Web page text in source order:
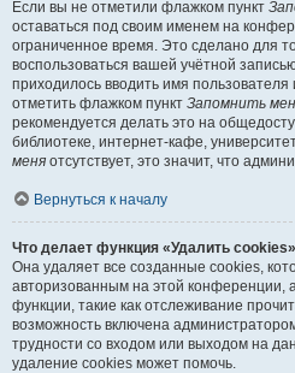
Если вы не отметили флажком пункт
оставаться под своим именем на
ограниченное время. Это сделано для
воспользоваться вашей учётной
приходилось вводить имя
отметить флажком пункт Запомнить
рекомендуется делать это на
библиотеке, интернет-кафе,
меня отсутствует, это значит, что
Вернуться к началу
Что делает функция «Удалить
Она удаляет все созданные cookies,
авторизованным на этой конференции,
функции, такие как отслеживание
возможность включена
трудности со входом или выходом на
удаление cookies может помочь.